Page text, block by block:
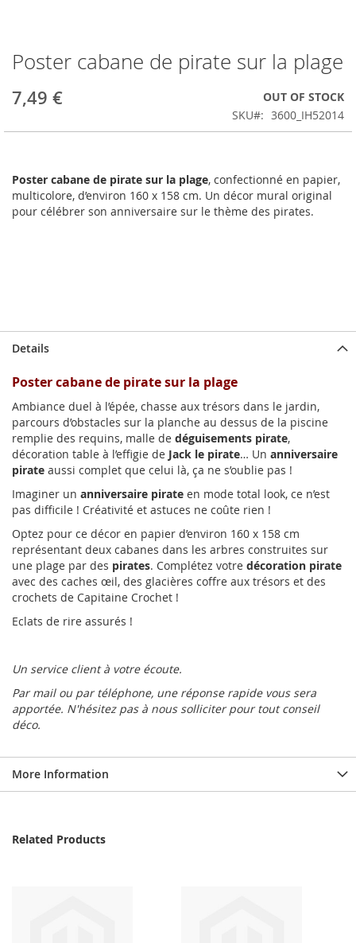
Skip
to
the
beginning
Poster cabane de pirate sur la plage
7,49 €
OUT OF STOCK
SKU
3600_IH52014
Poster cabane de pirate sur la plage, confectionné en papier,
multicolore, d’environ 160 x 158 cm. Un décor mural original
pour célébrer son anniversaire sur le thème des pirates.
Details
Poster cabane de pirate sur la plage
Ambiance duel à l’épée, chasse aux trésors dans le jardin,
parcours d’obstacles sur la planche au dessus de la piscine
remplie des requins, malle de déguisements pirate,
décoration table à l’effigie de Jack le pirate… Un anniversaire
pirate aussi complet que celui là, ça ne s’oublie pas !
Imaginer un anniversaire pirate en mode total look, ce n’est
pas difficile ! Créativité et astuces ne coûte rien !
Optez pour ce décor en papier d’environ 160 x 158 cm
représentant deux cabanes dans les arbres construites sur
une plage par des pirates. Complétez votre décoration pirate
avec des caches œil, des glacières coffre aux trésors et des
crochets de Capitaine Crochet !
Eclats de rire assurés !
Un service client à votre écoute.
Par mail ou par téléphone, une réponse rapide vous sera
apportée. N'hésitez pas à nous solliciter pour tout conseil
déco.
More Information
Related Products